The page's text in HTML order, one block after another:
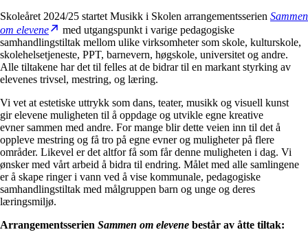
Skoleåret 2024/25 startet Musikk i Skolen arrangementsserien Sammen
om elevene
med utgangspunkt i varige pedagogiske
samhandlingstiltak mellom ulike virksomheter som skole, kulturskole,
skolehelsetjeneste, PPT, barnevern, høgskole, universitet og andre.
Alle tiltakene har det til felles at de bidrar til en markant styrking av
elevenes trivsel, mestring, og læring.
Vi vet at estetiske uttrykk som dans, teater, musikk og visuell kunst
gir elevene muligheten til å oppdage og utvikle egne kreative
evner sammen med andre. For mange blir dette veien inn til det å
oppleve mestring og få tro på egne evner og muligheter på flere
områder. Likevel er det altfor få som får denne muligheten i dag. Vi
ønsker med vårt arbeid å bidra til endring. Målet med alle samlingene
er å skape ringer i vann ved å vise kommunale, pedagogiske
samhandlingstiltak med målgruppen barn og unge og deres
læringsmiljø.
Arrangementsserien Sammen om elevene består av åtte tiltak: